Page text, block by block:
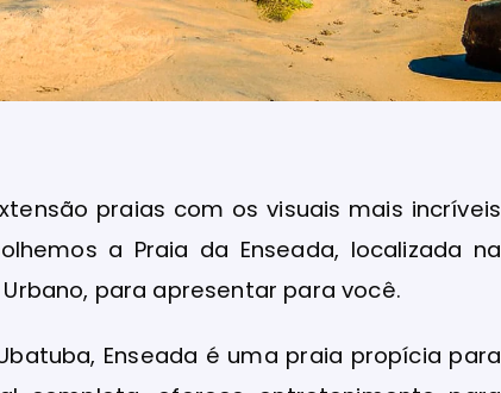
praias com os visuais mais incríveis
a Praia da Enseada, localizada na
para apresentar para você.
Enseada é uma praia propícia para